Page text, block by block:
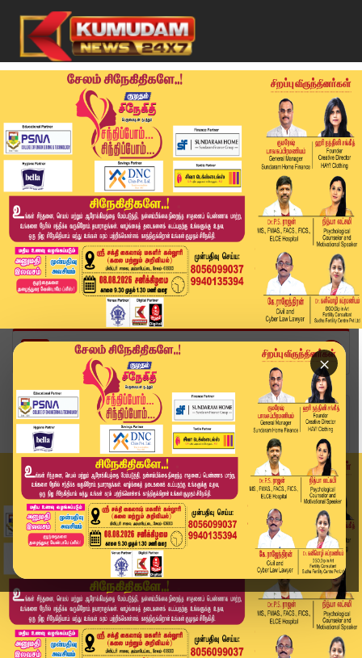
×
Home
இந்தியா
எல்லை மீறிய ரீல்ஸ் மோகம்.. ஓடும் ரயிலில் பயணிகள...